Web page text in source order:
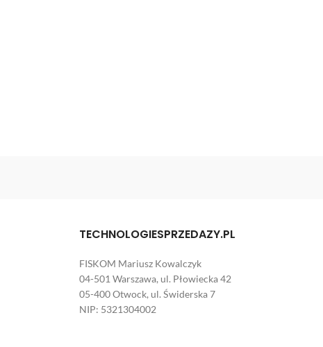
TECHNOLOGIESPRZEDAZY.PL
FISKOM Mariusz Kowalczyk
04-501 Warszawa, ul. Płowiecka 42
05-400 Otwock, ul. Świderska 7
NIP: 5321304002